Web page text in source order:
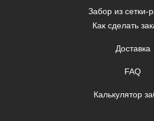
Забор из сетки-
Как сделать
Доставка
FAQ
Калькулятор